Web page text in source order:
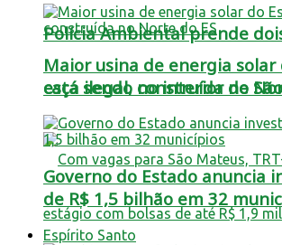
Polícia Ambiental prende
caça ilegal, no interior de
Maior usina de energia solar
está sendo construída no
Governo do Estado anuncia
de R$ 1,5 bilhão em 32
Espírito Santo